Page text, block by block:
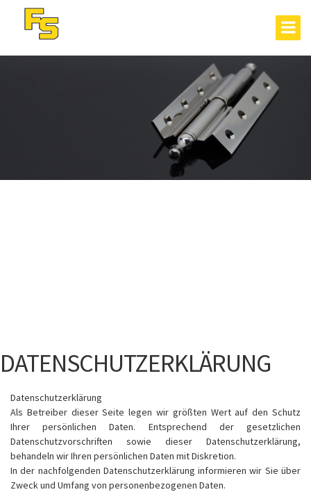
DATENSCHUTZERKLÄRUNG
Datenschutzerklärung
Als Betreiber dieser Seite legen wir größten Wert auf den Schutz
Ihrer persönlichen Daten. Entsprechend der gesetzlichen
Datenschutzvorschriften sowie dieser Datenschutzerklärung,
behandeln wir Ihren persönlichen Daten mit Diskretion.
In der nachfolgenden Datenschutzerklärung informieren wir Sie über
Zweck und Umfang von personenbezogenen Daten.